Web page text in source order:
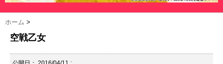
ホーム >
空戦乙女